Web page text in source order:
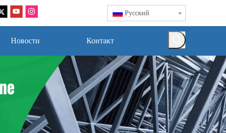
Pусский
Новости Контакт